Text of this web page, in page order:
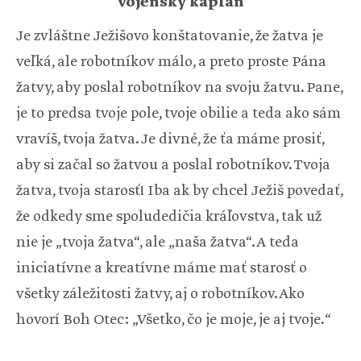
Je zvláštne Ježišovo konštatovanie, že žatva je
veľká, ale robotníkov málo, a preto proste Pána
žatvy, aby poslal robotníkov na svoju žatvu. Pane,
je to predsa tvoje pole, tvoje obilie a teda ako sám
vravíš, tvoja žatva. Je divné, že ťa máme prosiť,
aby si začal so žatvou a poslal robotníkov. Tvoja
žatva, tvoja starosť! Iba ak by chcel Ježiš povedať,
že odkedy sme spoludedičia kráľovstva, tak už
nie je „tvoja žatva“, ale „naša žatva“. A teda
iniciatívne a kreatívne máme mať starosť o
všetky záležitosti žatvy, aj o robotníkov. Ako
hovorí Boh Otec: „Všetko, čo je moje, je aj tvoje.“